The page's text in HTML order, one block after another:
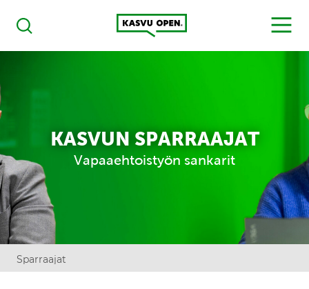
Haku
Kasvu Open
MENU
KASVUN SPARRAAJAT
Vapaaehtoistyön sankarit
Sparraajat